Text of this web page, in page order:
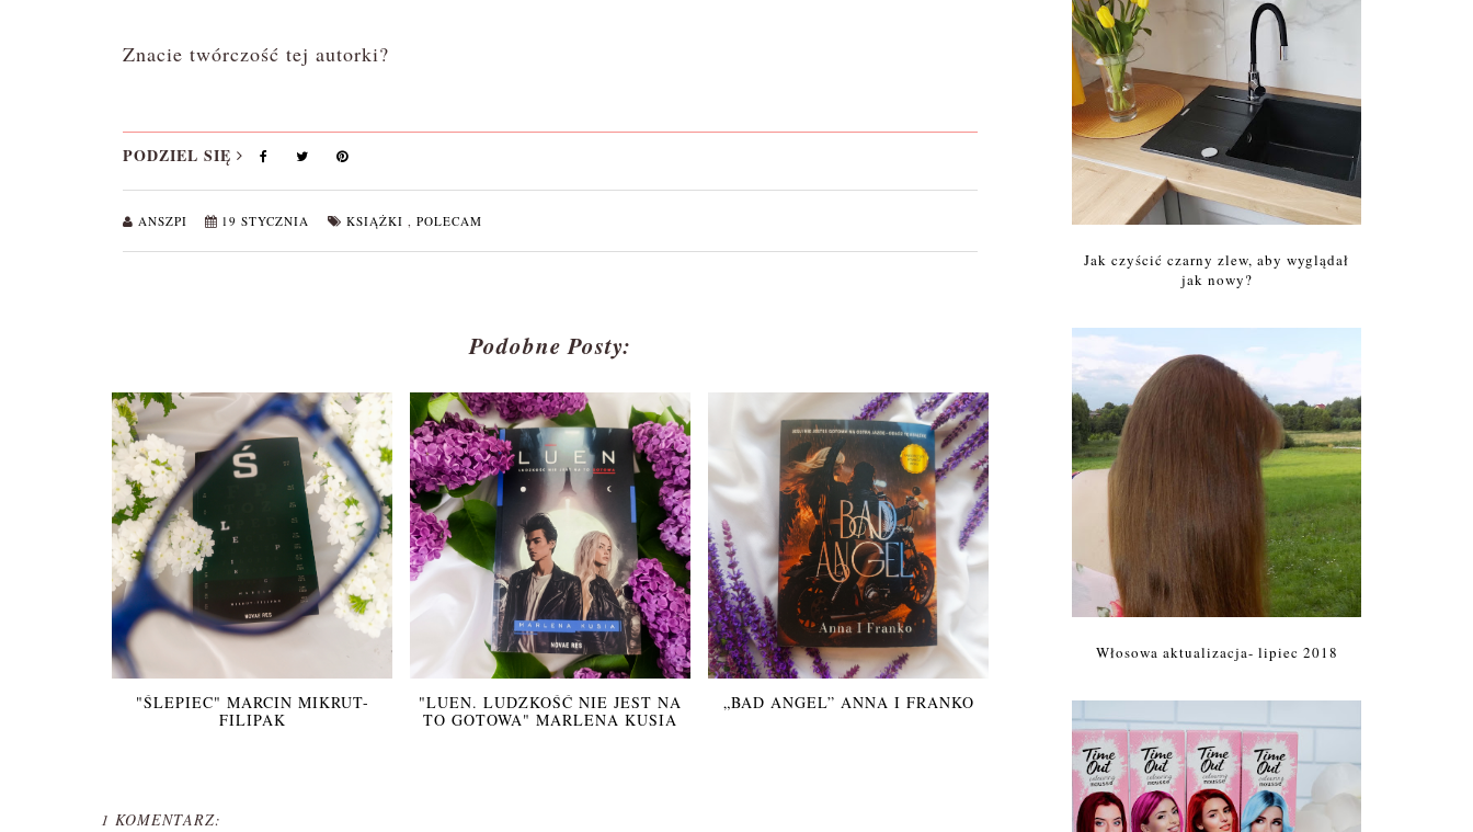
Znacie twórczość tej autorki?
PODZIEL SIĘ
ANSZPI 19 STYCZNIA KSIĄŻKI , POLECAM
Podobne Posty:
"ŚLEPIEC" MARCIN MIKRUT-
FILIPAK
"LUEN. LUDZKOŚĆ NIE JEST NA
TO GOTOWA" MARLENA KUSIA
„BAD ANGEL” ANNA I FRANKO
1 KOMENTARZ:
Jak czyścić czarny zlew, aby wyglądał
jak nowy?
Włosowa aktualizacja- lipiec 2018